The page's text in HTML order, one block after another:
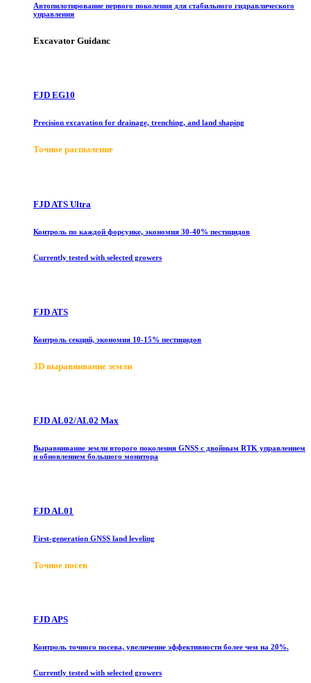
Автопилотирование первого поколения для стабильного гидравлического
управления
Excavator Guidanc
FJD EG10
Precision excavation for drainage, trenching, and land shaping
Точное распыление
FJD ATS Ultra
Контроль по каждой форсунке, экономия 30-40% пестицидов
Currently tested with selected growers
FJD ATS
Контроль секций, экономия 10-15% пестицидов
3D выравнивание земли
FJD AL02/AL02 Max
Выравнивание земли второго поколения GNSS с двойным RTK управлением
и обновлением большого монитора
FJD AL01
First-generation GNSS land leveling
Точное посев
FJD APS
Контроль точного посева, увеличение эффективности более чем на 20%.
Currently tested with selected growers